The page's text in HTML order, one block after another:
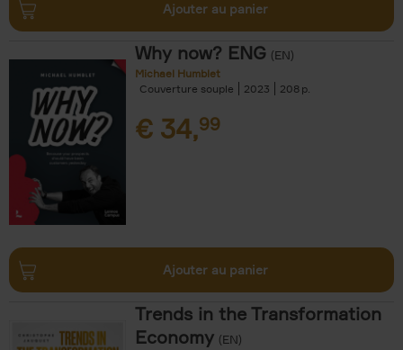
Ajouter au panier
Why now? ENG (EN)
Michael Humblet
Couverture souple
2023 208
€ 34,99
Ajouter au panier
Trends in the Transformation
Economy (EN)